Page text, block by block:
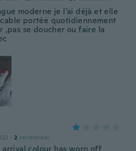
moderne je l'ai déjà et elle
portée quotidiennement
,pas se doucher ou faire la
· 2 recensioni
arrival colour has worn off